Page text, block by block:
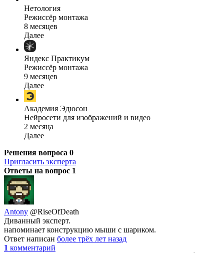
Нетология
Режиссёр монтажа
8 месяцев
Далее
Яндекс Практикум
Режиссёр монтажа
9 месяцев
Далее
Академия Эдюсон
Нейросети для изображений и видео
2 месяца
Далее
Решения вопроса 0
Пригласить эксперта
Ответы на вопрос 1
Antony @RiseOfDeath
Диванный эксперт.
напоминает конструкцию мыши с шариком.
Ответ написан более трёх лет назад
1 комментарий